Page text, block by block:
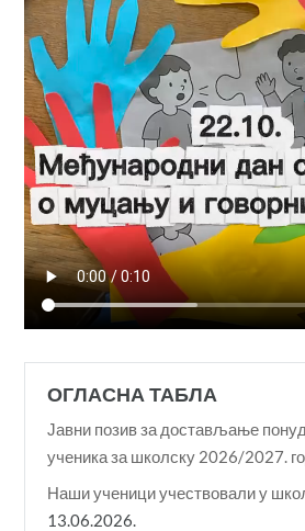
ОГЛАСНА ТАБЛА
Јавни позив за достављање
ученика за школску 2026/2027.
Наши ученици учествовали у
13.06.2026.